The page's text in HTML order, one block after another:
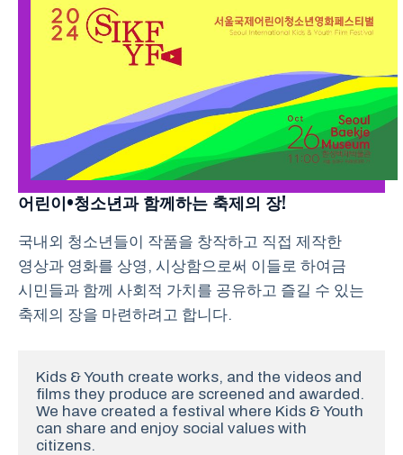
어린이•청소년과 함께하는 축제의 장!
국내외 청소년들이 작품을 창작하고 직접 제작한
영상과 영화를 상영, 시상함으로써 이들로 하여금
시민들과 함께 사회적 가치를 공유하고 즐길 수 있는
축제의 장을 마련하려고 합니다.
Kids & Youth create works, and the videos and
films they produce are screened and awarded.
We have created a festival where Kids & Youth
can share and enjoy social values ​​with
citizens.